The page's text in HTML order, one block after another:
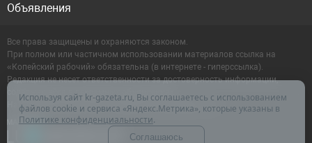
Объявления
Все права защищены и охраняются законом.
При полном или частичном использовании материалов ссылка на
«Копейский рабочий» обязательна (в интернете - гиперссылка).
Редакция не несет ответственности за достоверность информации,
содержащейся в рекламных объявлениях.
Настоящий ресурс может содержать материалы 16+
Используя сайт kr-gazeta.ru, Вы соглашаетесь с использованием
файлов cookie и сервиса «Яндекс.Метрика», которые указаны в
Политике конфиденциальности.
Соглашаюсь